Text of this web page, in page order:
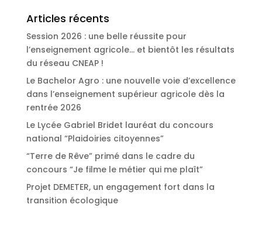
Articles récents
Session 2026 : une belle réussite pour
l’enseignement agricole… et bientôt les résultats
du réseau CNEAP !
Le Bachelor Agro : une nouvelle voie d’excellence
dans l’enseignement supérieur agricole dès la
rentrée 2026
Le Lycée Gabriel Bridet lauréat du concours
national “Plaidoiries citoyennes”
“Terre de Rêve” primé dans le cadre du
concours “Je filme le métier qui me plaît”
Projet DEMETER, un engagement fort dans la
transition écologique